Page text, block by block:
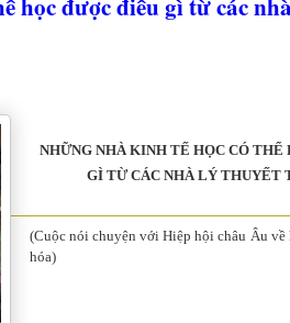
học được điều gì từ các
NHỮNG NHÀ KINH TẾ HỌC CÓ THỂ
GÌ TỪ CÁC NHÀ LÝ THUYẾT
(Cuộc nói chuyện với Hiệp hội châu Âu về
hóa)